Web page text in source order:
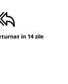
in 14 zile